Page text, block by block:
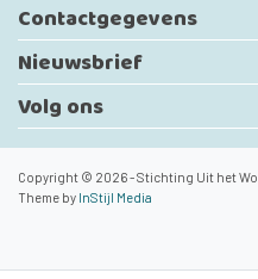
Contactgegevens
Nieuwsbrief
Volg ons
Copyright © 2026 - Stichting Uit het
Theme by InStijl Media